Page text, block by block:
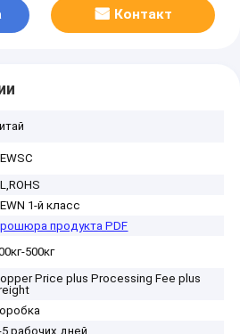
Контакт
1-й класс
продукта PDF
500кг
Price plus Processing Fee plus
5 рабочих дней